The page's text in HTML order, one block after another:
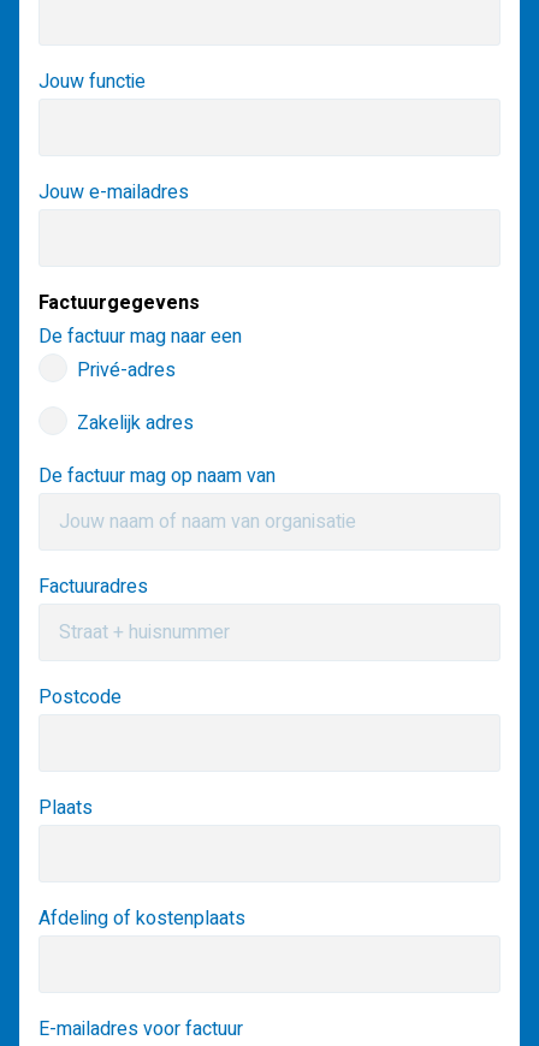
Jouw functie
Jouw e-mailadres
Factuurgegevens
De factuur mag naar een
Privé-adres
Zakelijk adres
De factuur mag op naam van
Factuuradres
Postcode
Plaats
Afdeling of kostenplaats
E-mailadres voor factuur